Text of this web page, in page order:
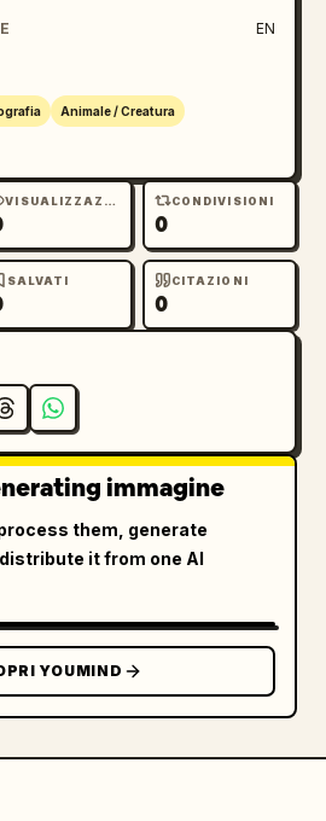
EN
Animale / Creatura
VISUALIZZAZIONI CONDIVISIONI
0
SALVATI CITAZIONI
0
immagine
them, generate
it from one AI
YOUMIND